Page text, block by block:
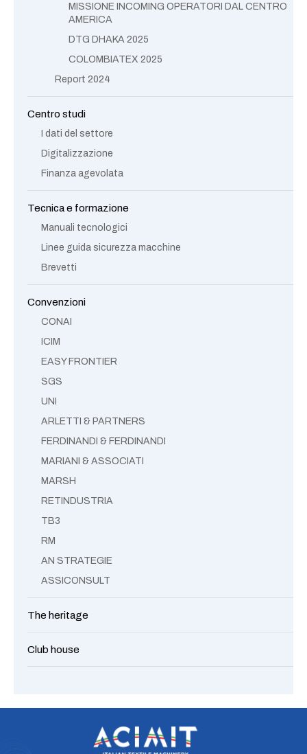
MISSIONE INCOMING OPERATORI DAL CENTRO
AMERICA
DTG DHAKA 2025
COLOMBIATEX 2025
Report 2024
Centro studi
I dati del settore
Digitalizzazione
Finanza agevolata
Tecnica e formazione
Manuali tecnologici
Linee guida sicurezza macchine
Brevetti
Convenzioni
CONAI
ICIM
EASY FRONTIER
SGS
UNI
ARLETTI & PARTNERS
FERDINANDI & FERDINANDI
MARIANI & ASSOCIATI
MARSH
RETINDUSTRIA
TB3
RM
AN STRATEGIE
ASSICONSULT
The heritage
Club house